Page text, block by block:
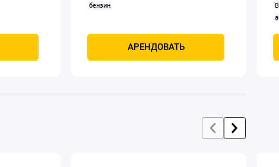
бензин
АРЕНДОВАТЬ